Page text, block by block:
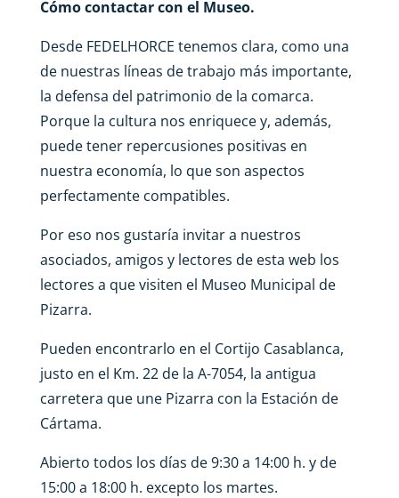
Cómo contactar con el Museo.
Desde FEDELHORCE tenemos clara, como una
de nuestras líneas de trabajo más importante,
la defensa del patrimonio de la comarca.
Porque la cultura nos enriquece y, además,
puede tener repercusiones positivas en
nuestra economía, lo que son aspectos
perfectamente compatibles.
Por eso nos gustaría invitar a nuestros
asociados, amigos y lectores de esta web los
lectores a que visiten el Museo Municipal de
Pizarra.
Pueden encontrarlo en el Cortijo Casablanca,
justo en el Km. 22 de la A-7054, la antigua
carretera que une Pizarra con la Estación de
Cártama.
Abierto todos los días de 9:30 a 14:00 h. y de
15:00 a 18:00 h. excepto los martes.